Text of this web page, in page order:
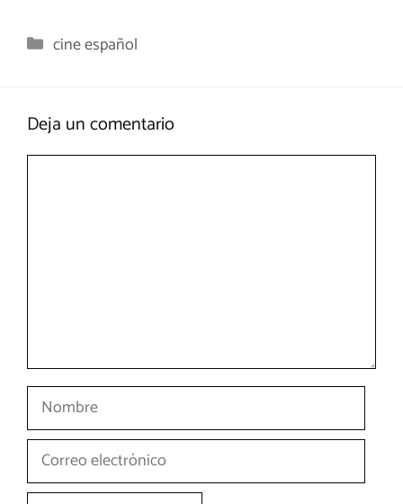
Categorías
cine español
Deja un comentario
Nombre
Correo
electrónico